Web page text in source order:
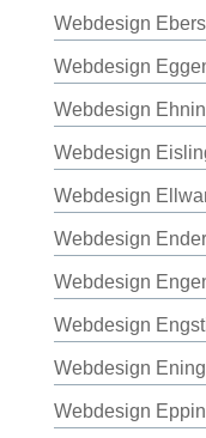
Webdesign
Webdesign
Webdesign
Webdesign
Webdesign
Webdesign
Webdesign
Webdesign
Webdesign
Webdesign